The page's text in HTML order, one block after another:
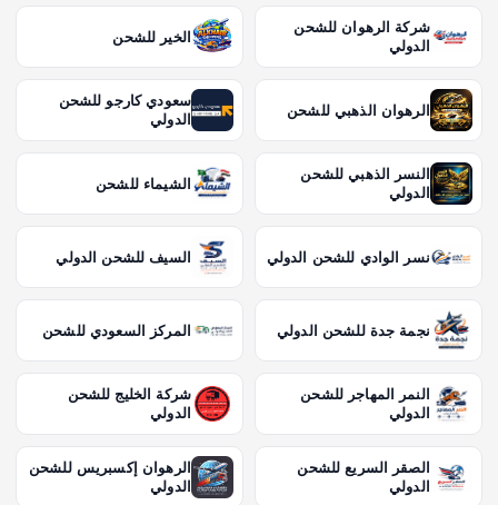
شركة الرهوان للشحن
الدولي
الخير للشحن
الرهوان الذهبي للشحن
سعودي كارجو للشحن
الدولي
النسر الذهبي للشحن
الدولي
الشيماء للشحن
نسر الوادي للشحن الدولي السيف للشحن الدولي
نجمة جدة للشحن الدولي المركز السعودي للشحن
النمر المهاجر للشحن
الدولي
شركة الخليج للشحن
الدولي
الصقر السريع للشحن
الدولي
الرهوان إكسبريس للشحن
الدولي